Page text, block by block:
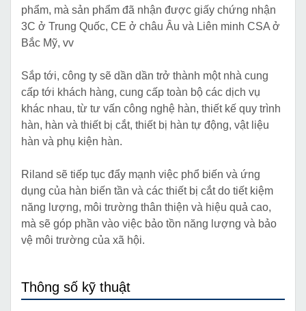
phẩm, mà sản phẩm đã nhận được giấy chứng nhận
3C ở Trung Quốc, CE ở châu Âu và Liên minh CSA ở
Bắc Mỹ, vv
Sắp tới, công ty sẽ dần dần trở thành một nhà cung
cấp tới khách hàng, cung cấp toàn bộ các dịch vụ
khác nhau, từ tư vấn công nghệ hàn, thiết kế quy trình
hàn, hàn và thiết bị cắt, thiết bị hàn tự động, vật liệu
hàn và phụ kiện hàn.
Riland sẽ tiếp tục đẩy mạnh việc phổ biến và ứng
dụng của hàn biến tần và các thiết bị cắt do tiết kiệm
năng lượng, môi trường thân thiện và hiệu quả cao,
mà sẽ góp phần vào việc bảo tồn năng lượng và bảo
vệ môi trường của xã hội.
Thông số kỹ thuật